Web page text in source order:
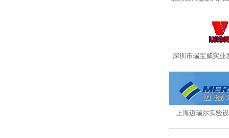
深圳市瑞宝威实业
上海迈瑞尔实验